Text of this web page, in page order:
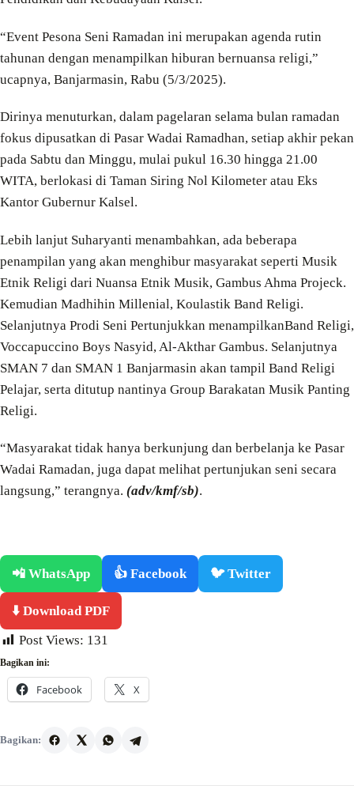
“Event Pesona Seni Ramadan ini merupakan agenda rutin
tahunan dengan menampilkan hiburan bernuansa religi,”
ucapnya, Banjarmasin, Rabu (5/3/2025).
Dirinya menuturkan, dalam pagelaran selama bulan ramadan
fokus dipusatkan di Pasar Wadai Ramadhan, setiap akhir pekan
pada Sabtu dan Minggu, mulai pukul 16.30 hingga 21.00
WITA, berlokasi di Taman Siring Nol Kilometer atau Eks
Kantor Gubernur Kalsel.
Lebih lanjut Suharyanti menambahkan, ada beberapa
penampilan yang akan menghibur masyarakat seperti Musik
Etnik Religi dari Nuansa Etnik Musik, Gambus Ahma Projeck.
Kemudian Madhihin Millenial, Koulastik Band Religi.
Selanjutnya Prodi Seni Pertunjukkan menampilkanBand Religi,
Voccapuccino Boys Nasyid, Al-Akthar Gambus. Selanjutnya
SMAN 7 dan SMAN 1 Banjarmasin akan tampil Band Religi
Pelajar, serta ditutup nantinya Group Barakatan Musik Panting
Religi.
“Masyarakat tidak hanya berkunjung dan berbelanja ke Pasar
Wadai Ramadan, juga dapat melihat pertunjukan seni secara
langsung,” terangnya. (adv/kmf/sb).
📲 WhatsApp 👍 Facebook 🐦 Twitter
⬇️ Download PDF
Post Views: 131
Bagikan ini:
Facebook X
Bagikan: